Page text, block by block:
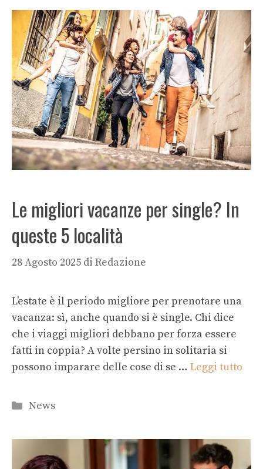
Le migliori vacanze per single? In
queste 5 località
28 Agosto 2025 di Redazione
L’estate è il periodo migliore per prenotare una
vacanza: sì, anche quando si è single. Chi dice
che i viaggi migliori debbano per forza essere
fatti in coppia? A volte persino in solitaria si
possono imparare delle cose di se … Leggi tutto
Categorie
News